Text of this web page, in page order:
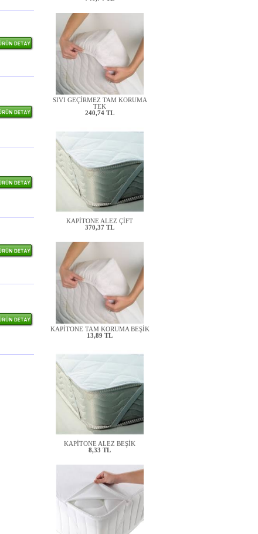
SIVI GEÇİRMEZ TAM KORUMA
TEK
240,74 TL
KAPİTONE ALEZ ÇİFT
370,37 TL
KAPİTONE TAM KORUMA BEŞİK
13,89 TL
KAPİTONE ALEZ BEŞİK
8,33 TL